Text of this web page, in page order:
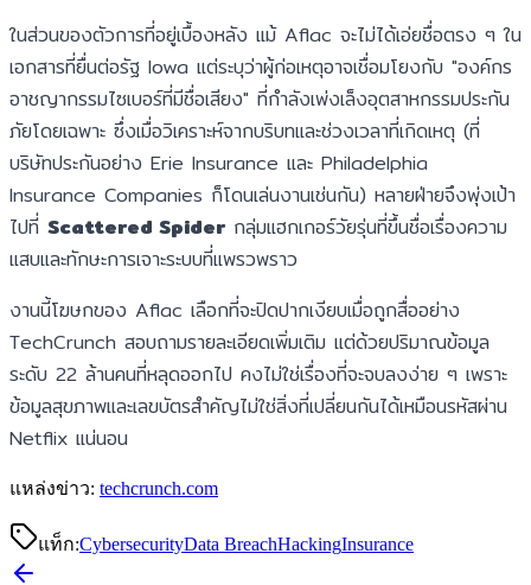
ในส่วนของตัวการที่อยู่เบื้องหลัง แม้ Aflac จะไม่ได้เอ่ยชื่อตรง ๆ ใน
เอกสารที่ยื่นต่อรัฐ Iowa แต่ระบุว่าผู้ก่อเหตุอาจเชื่อมโยงกับ "องค์กร
อาชญากรรมไซเบอร์ที่มีชื่อเสียง" ที่กำลังเพ่งเล็งอุตสาหกรรมประกัน
ภัยโดยเฉพาะ ซึ่งเมื่อวิเคราะห์จากบริบทและช่วงเวลาที่เกิดเหตุ (ที่
บริษัทประกันอย่าง Erie Insurance และ Philadelphia
Insurance Companies ก็โดนเล่นงานเช่นกัน) หลายฝ่ายจึงพุ่งเป้า
ไปที่ Scattered Spiderกลุ่มแฮกเกอร์วัยรุ่นที่ขึ้นชื่อเรื่องความ
แสบและทักษะการเจาะระบบที่แพรวพราว
งานนี้โฆษกของ Aflac เลือกที่จะปิดปากเงียบเมื่อถูกสื่ออย่าง
TechCrunch สอบถามรายละเอียดเพิ่มเติม แต่ด้วยปริมาณข้อมูล
ระดับ 22 ล้านคนที่หลุดออกไป คงไม่ใช่เรื่องที่จะจบลงง่าย ๆ เพราะ
ข้อมูลสุขภาพและเลขบัตรสำคัญไม่ใช่สิ่งที่เปลี่ยนกันได้เหมือนรหัสผ่าน
Netflix แน่นอน
แหล่งข่าว: techcrunch.com
แท็ก:CybersecurityData BreachHackingInsurance